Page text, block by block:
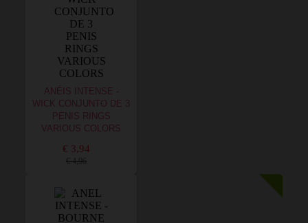
ANÉIS INTENSE -
WICK CONJUNTO DE 3
PENIS RINGS
VARIOUS COLORS
€ 3,94
€ 4,96